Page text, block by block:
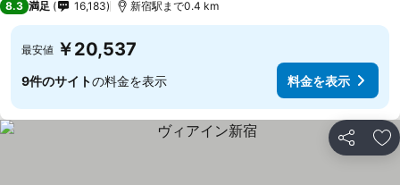
8.3 満足 16,183 新宿駅まで0.4 km
最安値 ￥20,537
9件のサイトの料金を表示 料金を表示
シェア お